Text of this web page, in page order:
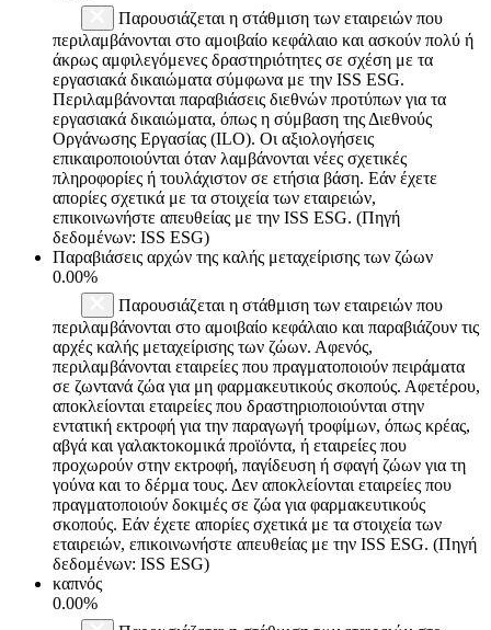
Παρουσιάζεται η στάθμιση των εταιρειών που
περιλαμβάνονται στο αμοιβαίο κεφάλαιο και ασκούν πολύ ή
άκρως αμφιλεγόμενες δραστηριότητες σε σχέση με τα
εργασιακά δικαιώματα σύμφωνα με την ISS ESG.
Περιλαμβάνονται παραβιάσεις διεθνών προτύπων για τα
εργασιακά δικαιώματα, όπως η σύμβαση της Διεθνούς
Οργάνωσης Εργασίας (ILO). Οι αξιολογήσεις
επικαιροποιούνται όταν λαμβάνονται νέες σχετικές
πληροφορίες ή τουλάχιστον σε ετήσια βάση. Εάν έχετε
απορίες σχετικά με τα στοιχεία των εταιρειών,
επικοινωνήστε απευθείας με την ISS ESG. (Πηγή
δεδομένων: ISS ESG)
Παραβιάσεις αρχών της καλής μεταχείρισης των ζώων
0.00%
Παρουσιάζεται η στάθμιση των εταιρειών που
περιλαμβάνονται στο αμοιβαίο κεφάλαιο και παραβιάζουν τις
αρχές καλής μεταχείρισης των ζώων. Αφενός,
περιλαμβάνονται εταιρείες που πραγματοποιούν πειράματα
σε ζωντανά ζώα για μη φαρμακευτικούς σκοπούς. Αφετέρου,
αποκλείονται εταιρείες που δραστηριοποιούνται στην
εντατική εκτροφή για την παραγωγή τροφίμων, όπως κρέας,
αβγά και γαλακτοκομικά προϊόντα, ή εταιρείες που
προχωρούν στην εκτροφή, παγίδευση ή σφαγή ζώων για τη
γούνα και το δέρμα τους. Δεν αποκλείονται εταιρείες που
πραγματοποιούν δοκιμές σε ζώα για φαρμακευτικούς
σκοπούς. Εάν έχετε απορίες σχετικά με τα στοιχεία των
εταιρειών, επικοινωνήστε απευθείας με την ISS ESG. (Πηγή
δεδομένων: ISS ESG)
καπνός
0.00%